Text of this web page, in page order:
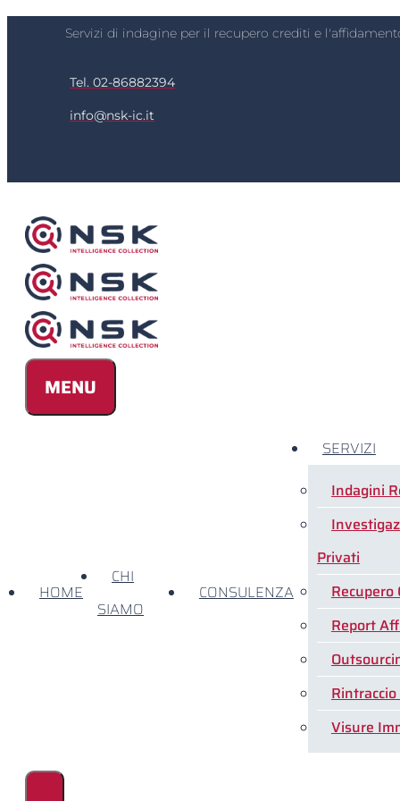
Servizi di indagine per il recupero crediti e
Tel. 02-86882394
info@nsk-ic.it
MENU
HOME
CHI
SIAMO
CONSULENZA
SERVIZI
Indagini
Privati
Recupero
Report
Visure